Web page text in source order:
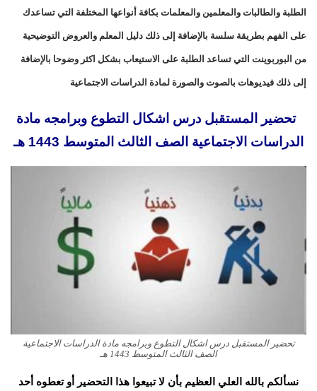
الطلبة والطالبات والمعلمين والمعلمات بكافة أنواعها المختلفة التي تساعدك
على الفهم بطريقة سلسة بالإضافة إلى ذلك دليل المعلم والعروض التوضيحية
من البوربوينت التي تساعد الطلبة على الاستيعاب بشكل اكثر وضوحا بالإضافة
إلى ذلك فيديوهات بالصوت والصورة لمادة الدراسات الاجتماعية
تحضير المستقبل درس اشكال التطوع وبرامجه مادة
الدراسات الاجتماعية الصف الثالث المتوسط 1443 هـ
تحضير المستقبل درس اشكال التطوع وبرامجه مادة الدراسات الاجتماعية
الصف الثالث المتوسط 1443 هـ
نسألكم بالله العلي العظيم بأن لا تبيعوا هذا التحضير أو تعطوه أحد